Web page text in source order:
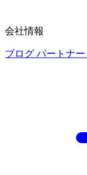
会社情報
ブログ パートナー